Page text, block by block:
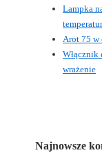
Lampka
Arot 75 w
Włącznik
wrażenie
Najnowsze